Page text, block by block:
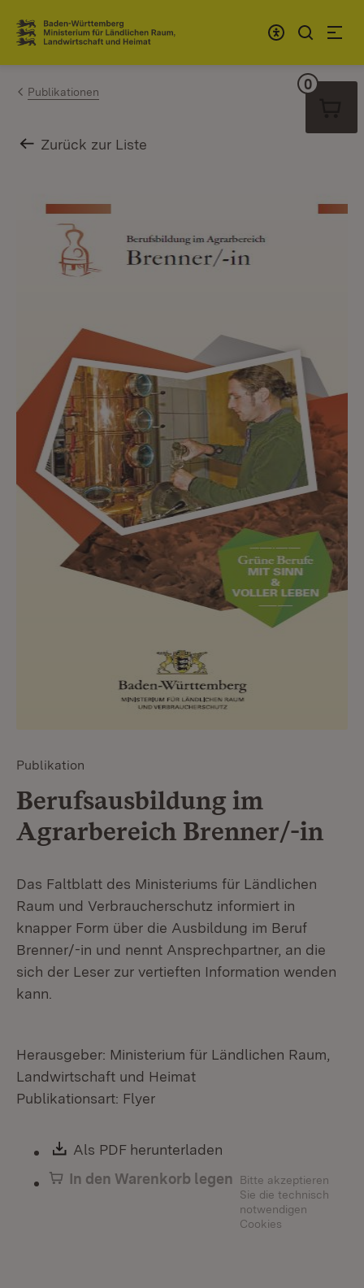
Zum Inhalt springen
Link zur Startseite
Publikationen
Zurück zur Liste
Publikation
Berufsausbildung im
Agrarbereich Brenner/-in
Das Faltblatt des Ministeriums für Ländlichen
Raum und Verbraucherschutz informiert in
knapper Form über die Ausbildung im Beruf
Brenner/-in und nennt Ansprechpartner, an die
sich der Leser zur vertieften Information wenden
kann.
Herausgeber: Ministerium für Ländlichen Raum,
Landwirtschaft und Heimat
Publikationsart: Flyer
Download:
Als PDF herunterladen
In den Warenkorb legen
Bitte akzeptieren
Sie die technisch
notwendigen
Cookies
0